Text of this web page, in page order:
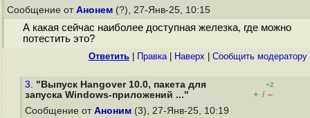
Сообщение от Анонем (?), 27-Янв-25, 10:15
А какая сейчас наиболее доступная железка, где можно
потестить это?
Ответить Правка| Наверх Cообщить модератору
3. "Выпуск Hangover 10.0, пакета для
запуска Windows-приложений ..."
+2
+ / –
Сообщение от Аноним (3), 27-Янв-25, 10:19